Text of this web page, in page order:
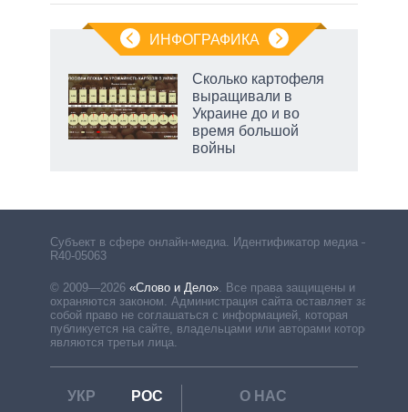
ИНФОГРАФИКА
Сколько картофеля
выращивали в
Украине до и во
время большой
войны
Субъект в сфере онлайн-медиа. Идентификатор медиа –
R40-05063
© 2009—2026 «Слово и Дело» Все права защищены и
охраняются законом. Администрация сайта оставляет за
собой право не соглашаться с информацией, которая
публикуется на сайте, владельцами или авторами которой
являются третьи лица.
УКР РОС
О НАС